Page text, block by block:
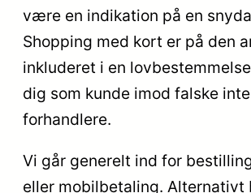
være en indikation på en
Shopping med kort er på den
inkluderet i en
dig som kunde imod falske
forhandlere.
Vi går generelt ind for
eller mobilbetaling. Alternativt